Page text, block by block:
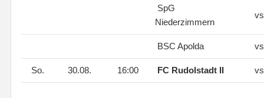
SpG
Niederzimmern
BSC Apolda
So. 30.08. 16:00 FC Rudolstadt II